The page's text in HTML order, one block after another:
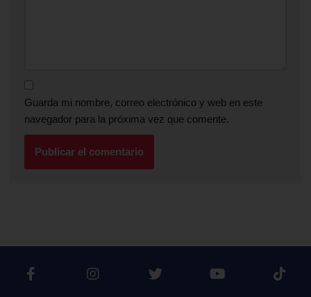
Guarda mi nombre, correo electrónico y web en este
navegador para la próxima vez que comente.